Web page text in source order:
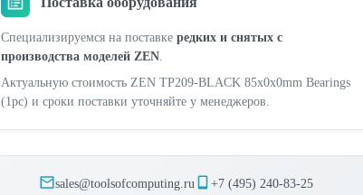
Специализируемся на поставкередких и снятых с
производства моделей ZEN
Актуальную стоимость ZEN TP209-BLACK 85x0x0mm Bearings
(1pc) и сроки поставки уточняйте у менеджеров.
sales@toolsofcomputing.ru +7 (495) 240-83-25